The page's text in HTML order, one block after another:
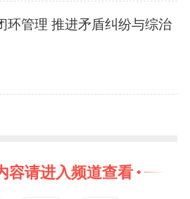
要坚决扛起保供责
峰度夏运行规程，
组检修、新建项目
检查各项工作，严
满发满送”，持续增
环管理 推进矛盾纠纷与综治
容请进入频道查看